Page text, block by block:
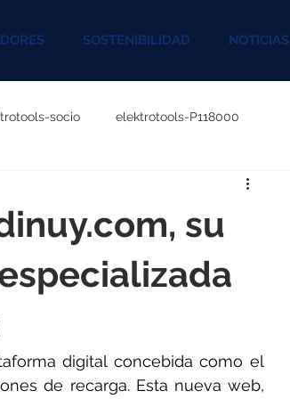
SOSTENIBILIDAD NOTICIAS
socio elektrotools-P118000
elektrotools-P083000
su
digital concebida como el
de recarga. Esta nueva web,